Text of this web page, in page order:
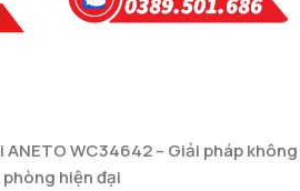
ANETO WC34642 – Giải pháp không
hiện đại